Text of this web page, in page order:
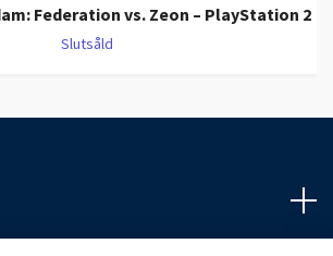
Federation vs. Zeon – PlayStation 2
Slutsåld